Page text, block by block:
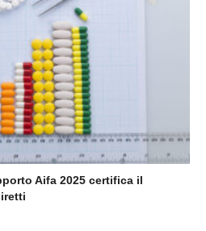
Aifa 2025 certifica il